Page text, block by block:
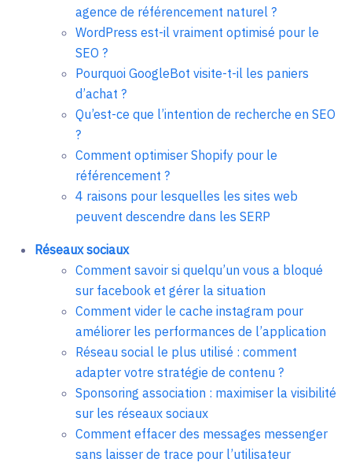
agence de référencement naturel ?
WordPress est-il vraiment optimisé pour le
SEO ?
Pourquoi GoogleBot visite-t-il les paniers
d’achat ?
Qu’est-ce que l’intention de recherche en SEO
?
Comment optimiser Shopify pour le
référencement ?
4 raisons pour lesquelles les sites web
peuvent descendre dans les SERP
Réseaux sociaux
Comment savoir si quelqu’un vous a bloqué
sur facebook et gérer la situation
Comment vider le cache instagram pour
améliorer les performances de l’application
Réseau social le plus utilisé : comment
adapter votre stratégie de contenu ?
Sponsoring association : maximiser la visibilité
sur les réseaux sociaux
Comment effacer des messages messenger
sans laisser de trace pour l’utilisateur